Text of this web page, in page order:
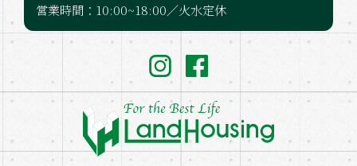
営業時間：10:00~18:00／火水定休